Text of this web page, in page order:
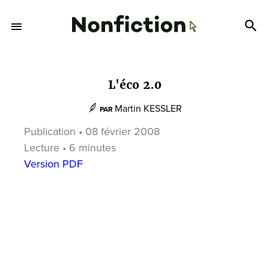
L'éco 2.0
PAR Martin KESSLER
Publication • 08 février 2008
Lecture • 6 minutes
Version PDF